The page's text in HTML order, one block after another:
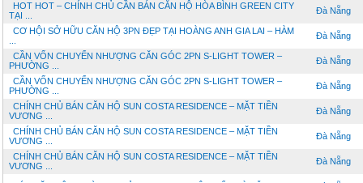
HOT HOT – CHÍNH CHỦ CẦN BÁN CĂN HỘ HÒA BÌNH GREEN CITY
TẠI ...
Đà Nẵng
CƠ HỘI SỞ HỮU CĂN HỘ 3PN ĐẸP TẠI HOÀNG ANH GIA LAI – HÀM
Đà Nẵng
CẦN VỐN CHUYỂN NHƯỢNG CĂN GÓC 2PN S-LIGHT TOWER –
PHƯỜNG ...
Đà Nẵng
CẦN VỐN CHUYỂN NHƯỢNG CĂN GÓC 2PN S-LIGHT TOWER –
PHƯỜNG ...
Đà Nẵng
CHÍNH CHỦ BÁN CĂN HỘ SUN COSTA RESIDENCE – MẶT TIỀN
VƯƠNG ...
Đà Nẵng
CHÍNH CHỦ BÁN CĂN HỘ SUN COSTA RESIDENCE – MẶT TIỀN
VƯƠNG ...
Đà Nẵng
CHÍNH CHỦ BÁN CĂN HỘ SUN COSTA RESIDENCE – MẶT TIỀN
VƯƠNG ...
Đà Nẵng